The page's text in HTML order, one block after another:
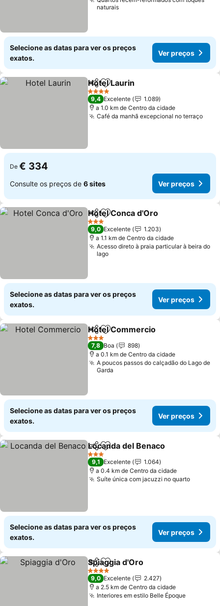
naturais
Selecione as datas para ver os preços
exatos.
Ver preços
PartilharAdicionar aos favoritos
Hotel Laurin
4 Estrelas
9,4 Excelente
1.089
a 1.0 km de Centro da cidade
Café da manhã excepcional no terraçoVer
De € 334
Consulte os preços de 6 sites Ver preços
PartilharAdicionar aos favoritos
Hotel Conca d'Oro
3 Estrelas
9,0 Excelente
1.203
a 1.1 km de Centro da cidade
Acesso direto à praia particular à beira do
lago
Selecione as datas para ver os preços
exatos.
Ver preços
PartilharAdicionar aos favoritos
Hotel Commercio
3 Estrelas
7,8 Boa
898
a 0.1 km de Centro da cidade
A poucos passos do calçadão do Lago de
Garda
Selecione as datas para ver os preços
exatos.
Ver preços
PartilharAdicionar aos favoritos
Locanda del Benaco
3 Estrelas
9,1 Excelente
1.064
a 0.4 km de Centro da cidade
Suíte única com jacuzzi no quartoVer
Selecione as datas para ver os preços
exatos.
Ver preços
PartilharAdicionar aos favoritos
Spiaggia d'Oro
4 Estrelas
9,0 Excelente
2.427
a 2.5 km de Centro da cidade
Interiores em estilo Belle ÉpoqueVer